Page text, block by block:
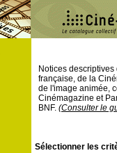
Notices
française, de la
de l'image animée,
Cinémagazine et
BNF. (Consulter le
Sélectionner les